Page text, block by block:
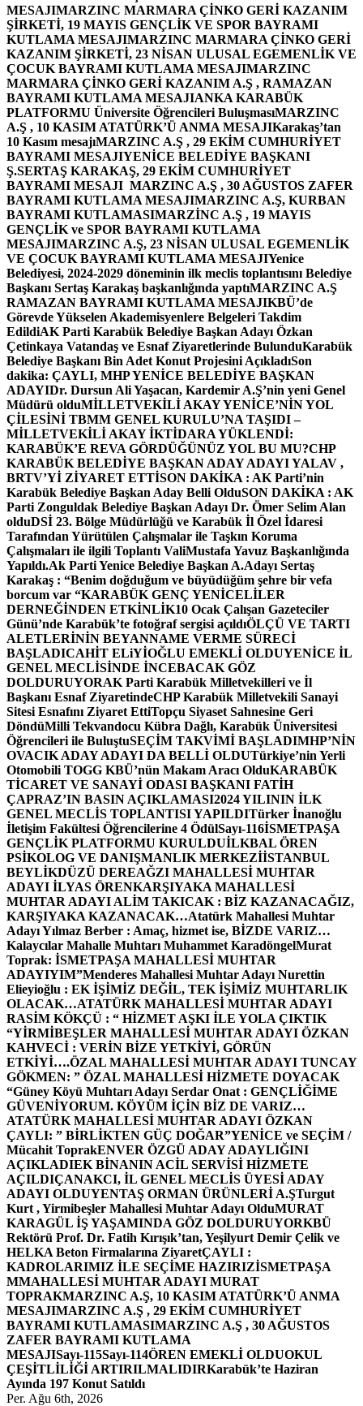
MESAJIMARZINC MARMARA ÇİNKO GERİ KAZANIM
ŞİRKETİ, 19 MAYIS GENÇLİK VE SPOR BAYRAMI
KUTLAMA MESAJIMARZINC MARMARA ÇİNKO GERİ
KAZANIM ŞİRKETİ, 23 NİSAN ULUSAL EGEMENLİK VE
ÇOCUK BAYRAMI KUTLAMA MESAJIMARZINC
MARMARA ÇİNKO GERİ KAZANIM A.Ş , RAMAZAN
BAYRAMI KUTLAMA MESAJIANKA KARABÜK
PLATFORMU Üniversite Öğrencileri BuluşmasıMARZINC
A.Ş , 10 KASIM ATATÜRK’Ü ANMA MESAJIKarakaş’tan
10 Kasım mesajıMARZINC A.Ş , 29 EKİM CUMHURİYET
BAYRAMI MESAJIYENİCE BELEDİYE BAŞKANI
Ş.SERTAŞ KARAKAŞ, 29 EKİM CUMHURİYET
BAYRAMI MESAJI MARZINC A.Ş , 30 AĞUSTOS ZAFER
BAYRAMI KUTLAMA MESAJIMARZINC A.Ş, KURBAN
BAYRAMI KUTLAMASIMARZİNC A.Ş , 19 MAYIS
GENÇLİK ve SPOR BAYRAMI KUTLAMA
MESAJIMARZINC A.Ş, 23 NİSAN ULUSAL EGEMENLİK
VE ÇOCUK BAYRAMI KUTLAMA MESAJIYenice
Belediyesi, 2024-2029 döneminin ilk meclis toplantısını Belediye
Başkanı Sertaş Karakaş başkanlığında yaptıMARZINC A.Ş
RAMAZAN BAYRAMI KUTLAMA MESAJIKBÜ’de
Görevde Yükselen Akademisyenlere Belgeleri Takdim
EdildiAK Parti Karabük Belediye Başkan Adayı Özkan
Çetinkaya Vatandaş ve Esnaf Ziyaretlerinde BulunduKarabük
Belediye Başkanı Bin Adet Konut Projesini AçıkladıSon
dakika: ÇAYLI, MHP YENİCE BELEDİYE BAŞKAN
ADAYIDr. Dursun Ali Yaşacan, Kardemir A.Ş’nin yeni Genel
Müdürü olduMİLLETVEKİLİ AKAY YENİCE’NİN YOL
ÇİLESİNİ TBMM GENEL KURULU’NA TAŞIDI –
MİLLETVEKİLİ AKAY İKTİDARA YÜKLENDİ:
KARABÜK’E REVA GÖRDÜĞÜNÜZ YOL BU MU?CHP
KARABÜK BELEDİYE BAŞKAN ADAY ADAYI YALAV ,
BRTV’Yİ ZİYARET ETTİSON DAKİKA : AK Parti’nin
Karabük Belediye Başkan Aday Belli OlduSON DAKİKA : AK
Parti Zonguldak Belediye Başkan Adayı Dr. Ömer Selim Alan
olduDSİ 23. Bölge Müdürlüğü ve Karabük İl Özel İdaresi
Tarafından Yürütülen Çalışmalar ile Taşkın Koruma
Çalışmaları ile ilgili Toplantı ValiMustafa Yavuz Başkanlığında
Yapıldı.Ak Parti Yenice Belediye Başkan A.Adayı Sertaş
Karakaş : “Benim doğduğum ve büyüdüğüm şehre bir vefa
borcum var “KARABÜK GENÇ YENİCELİLER
DERNEĞİNDEN ETKİNLİK10 Ocak Çalışan Gazeteciler
Günü’nde Karabük’te fotoğraf sergisi açıldıÖLÇÜ VE TARTI
ALETLERİNİN BEYANNAME VERME SÜRECİ
BAŞLADICAHİT ELiYİOĞLU EMEKLİ OLDUYENİCE İL
GENEL MECLİSİNDE İNCEBACAK GÖZ
DOLDURUYORAK Parti Karabük Milletvekilleri ve İl
Başkanı Esnaf ZiyaretindeCHP Karabük Milletvekili Sanayi
Sitesi Esnafını Ziyaret EttiTopçu Siyaset Sahnesine Geri
DöndüMilli Tekvandocu Kübra Dağlı, Karabük Üniversitesi
Öğrencileri ile BuluştuSEÇİM TAKVİMİ BAŞLADIMHP’NİN
OVACIK ADAY ADAYI DA BELLİ OLDUTürkiye’nin Yerli
Otomobili TOGG KBÜ’nün Makam Aracı OlduKARABÜK
TİCARET VE SANAYİ ODASI BAŞKANI FATİH
ÇAPRAZ’IN BASIN AÇIKLAMASI2024 YILININ İLK
GENEL MECLİS TOPLANTISI YAPILDITürker İnanoğlu
İletişim Fakültesi Öğrencilerine 4 ÖdülSayı-116İSMETPAŞA
GENÇLİK PLATFORMU KURULDUİLKBAL ÖREN
PSİKOLOG VE DANIŞMANLIK MERKEZİİSTANBUL
BEYLİKDÜZÜ DEREAĞZI MAHALLESİ MUHTAR
ADAYI İLYAS ÖRENKARŞIYAKA MAHALLESİ
MUHTAR ADAYI ALİM TAKICAK : BİZ KAZANACAĞIZ,
KARŞIYAKA KAZANACAK…Atatürk Mahallesi Muhtar
Adayı Yılmaz Berber : Amaç, hizmet ise, BİZDE VARIZ…
Kalaycılar Mahalle Muhtarı Muhammet KaradöngelMurat
Toprak: İSMETPAŞA MAHALLESİ MUHTAR
ADAYIYIM”Menderes Mahallesi Muhtar Adayı Nurettin
Elieyioğlu : EK İŞİMİZ DEĞİL, TEK İŞİMİZ MUHTARLIK
OLACAK…ATATÜRK MAHALLESİ MUHTAR ADAYI
RASİM KÖKÇÜ : “ HİZMET AŞKI İLE YOLA ÇIKTIK
“YİRMİBEŞLER MAHALLESİ MUHTAR ADAYI ÖZKAN
KAHVECİ : VERİN BİZE YETKİYİ, GÖRÜN
ETKİYİ….ÖZAL MAHALLESİ MUHTAR ADAYI TUNCAY
GÖKMEN: ” ÖZAL MAHALLESİ HİZMETE DOYACAK
“Güney Köyü Muhtarı Adayı Serdar Onat : GENÇLİĞİME
GÜVENİYORUM. KÖYÜM İÇİN BİZ DE VARIZ…
ATATÜRK MAHALLESİ MUHTAR ADAYI ÖZKAN
ÇAYLI: ” BİRLİKTEN GÜÇ DOĞAR”YENİCE ve SEÇİM /
Mücahit ToprakENVER ÖZGÜ ADAY ADAYLIĞINI
AÇIKLADIEK BİNANIN ACİL SERVİSİ HİZMETE
AÇILDIÇANAKCI, İL GENEL MECLİS ÜYESİ ADAY
ADAYI OLDUYENTAŞ ORMAN ÜRÜNLERİ A.ŞTurgut
Kurt , Yirmibeşler Mahallesi Muhtar Adayı OlduMURAT
KARAGÜL İŞ YAŞAMINDA GÖZ DOLDURUYORKBÜ
Rektörü Prof. Dr. Fatih Kırışık’tan, Yeşilyurt Demir Çelik ve
HELKA Beton Firmalarına ZiyaretÇAYLI :
KADROLARIMIZ İLE SEÇİME HAZIRIZİSMETPAŞA
MMAHALLESİ MUHTAR ADAYI MURAT
TOPRAKMARZINC A.Ş, 10 KASIM ATATÜRK’Ü ANMA
MESAJIMARZINC A.Ş , 29 EKİM CUMHURİYET
BAYRAMI KUTLAMASIMARZINC A.Ş , 30 AĞUSTOS
ZAFER BAYRAMI KUTLAMA
MESAJISayı-115Sayı-114ÖREN EMEKLİ OLDUOKUL
ÇEŞİTLİLİĞİ ARTIRILMALIDIRKarabük’te Haziran
Ayında 197 Konut Satıldı
Per. Ağu 6th, 2026